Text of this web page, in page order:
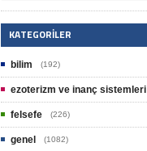
KATEGORILER
bilim (192)
ezoterizm ve inanç sistemleri
felsefe (226)
genel (1082)